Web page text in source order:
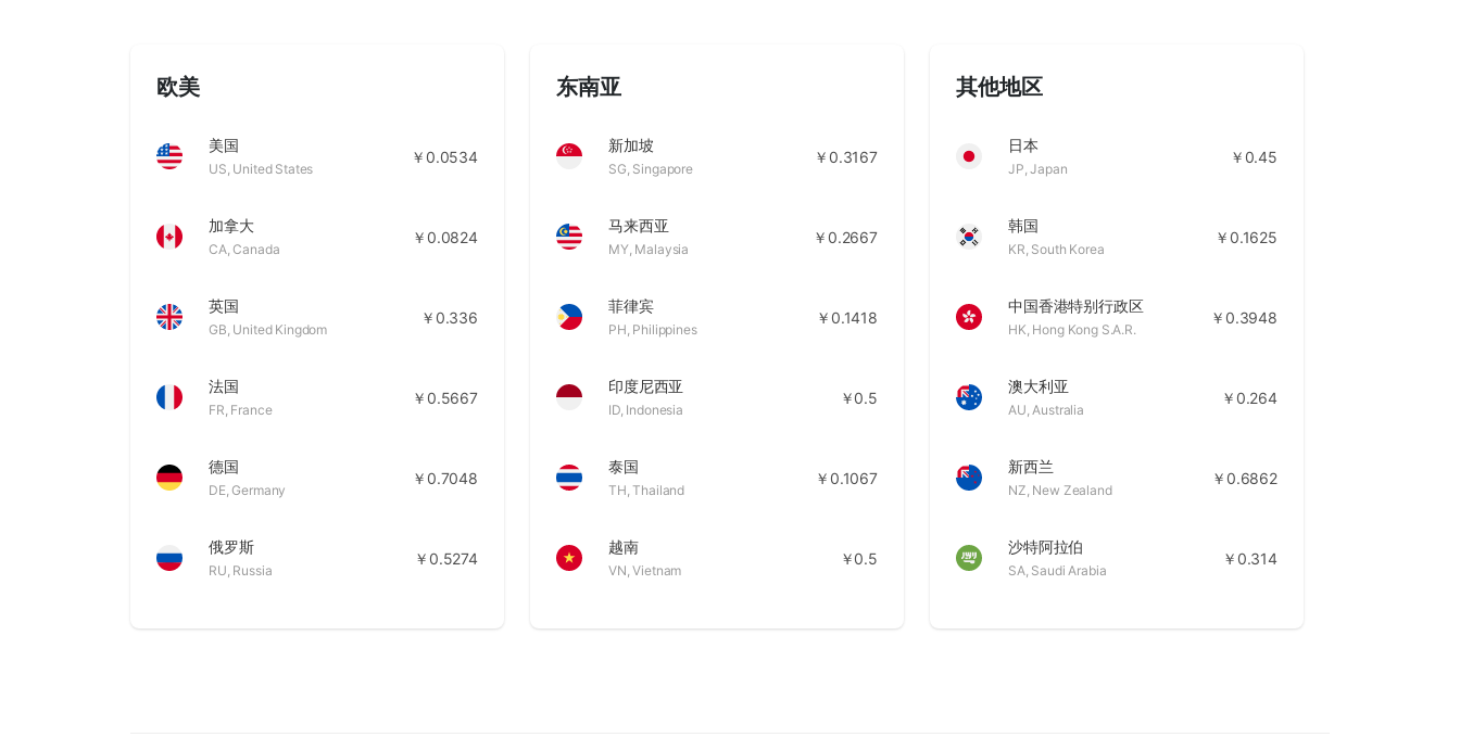
欧美
美国
US, United States
￥0.0534
加拿大
CA,Canada
￥0.0824
英国
GB, United Kingdom
￥0.336
法国
FR, France
￥0.5667
德国
DE,Germany
￥0.7048
俄罗斯
RU, Russia
￥0.5274
东南亚
新加坡
SG, Singapore
￥0.3167
马来西亚
MY, Malaysia
￥0.2667
菲律宾
PH, Philippines
￥0.1418
印度尼西亚
ID, Indonesia
￥0.5
泰国
TH,Thailand
￥0.1067
越南
VN,Vietnam
￥0.5
其他地区
日本
JP,Japan
￥0.45
韩国
KR, South Korea
￥0.1625
中国香港特别行政区
HK, Hong Kong S.A.R.
￥0.3948
澳大利亚
AU,Australia
￥0.264
新西兰
NZ, New Zealand
￥0.6862
沙特阿拉伯
SA, Saudi Arabia
￥0.314